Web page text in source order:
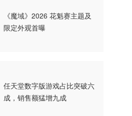
《魔域》2026 花魁赛主题及
限定外观首曝
任天堂数字版游戏占比突破六
成，销售额猛增九成